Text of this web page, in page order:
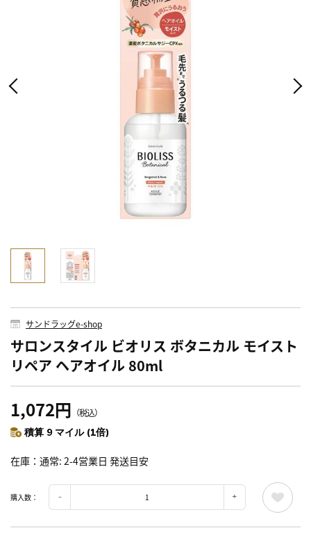
サンドラッグe-shop
サロンスタイル ビオリス ボタニカル モイスト
リペア ヘアオイル 80ml
1,072円 （税込）
積算 9 マイル (1倍)
在庫 通常: 2-4営業日 発送目安
購入数：